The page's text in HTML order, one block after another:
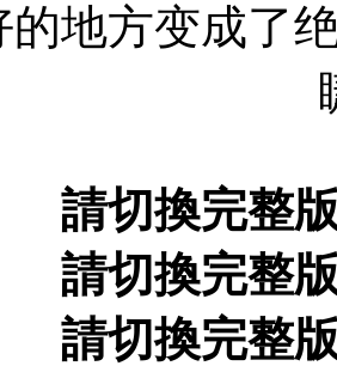
的地方变成了
請切換完整
請切換完整
請切換完整